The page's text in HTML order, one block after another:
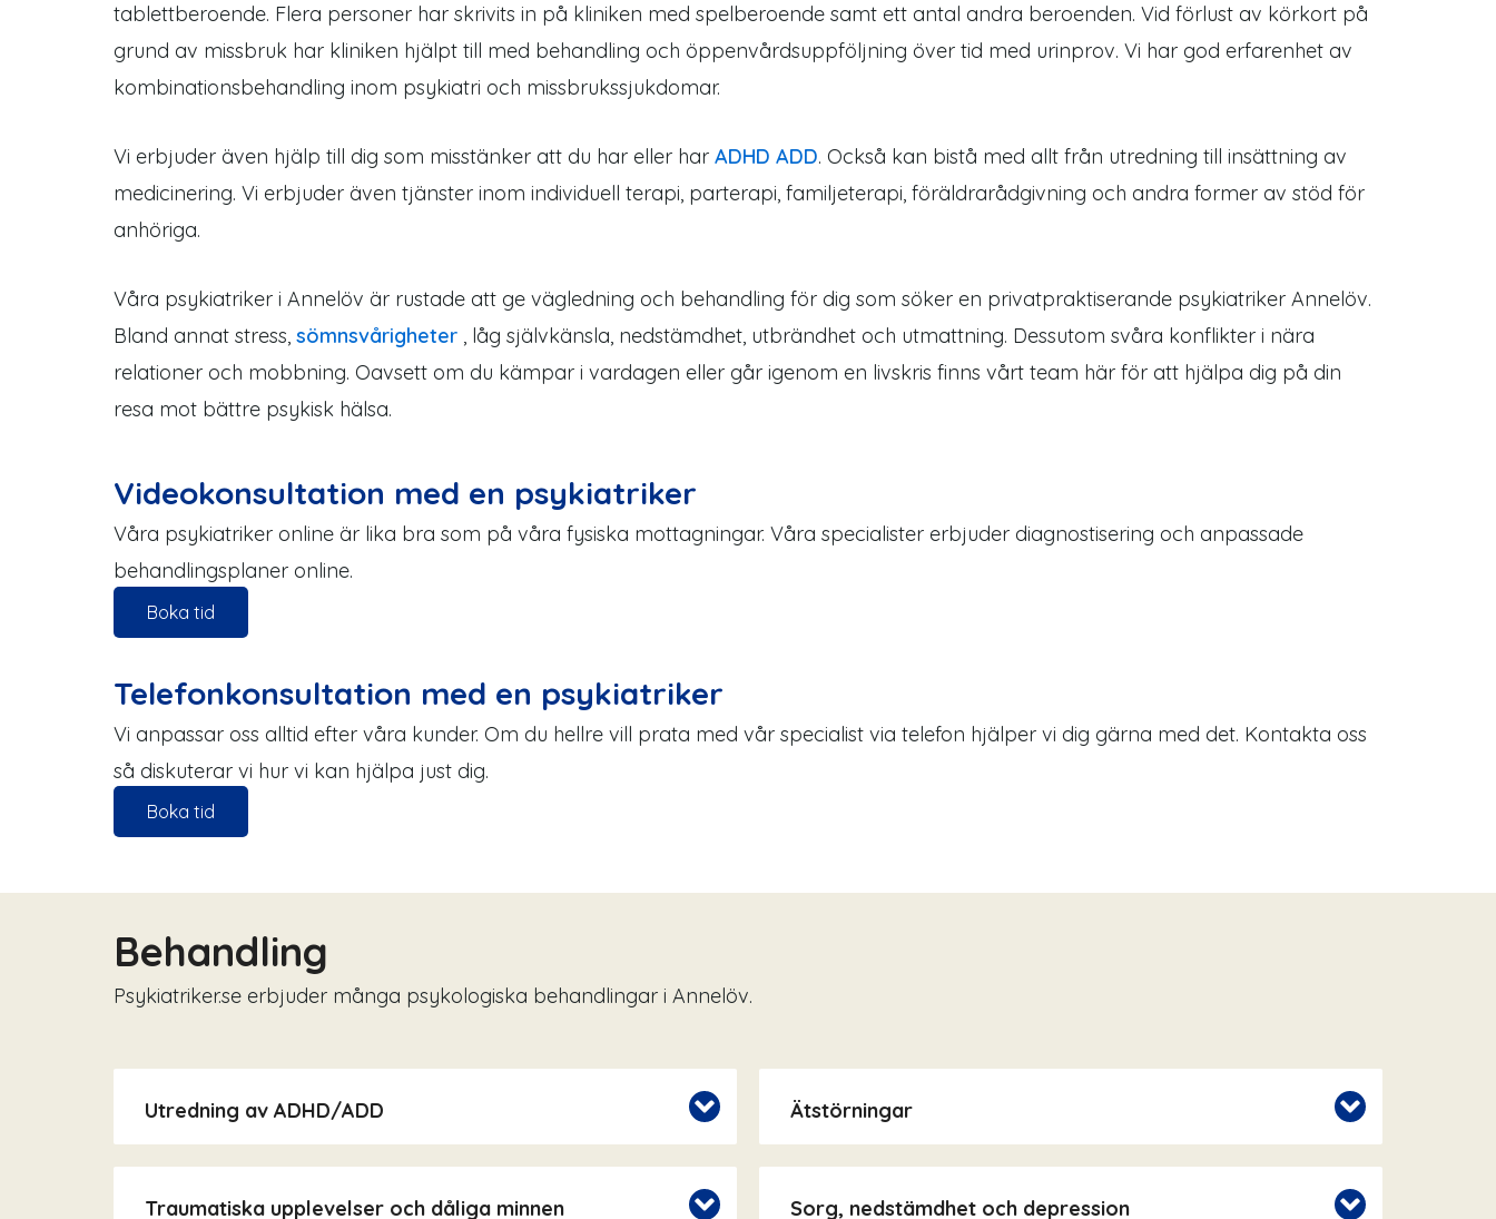
tablettberoende. Flera personer har skrivits in på kliniken med spelberoende samt ett antal andra beroenden. Vid förlust av körkort på
grund av missbruk har kliniken hjälpt till med behandling och öppenvårdsuppföljning över tid med urinprov. Vi har god erfarenhet av
kombinationsbehandling inom psykiatri och missbrukssjukdomar.
Vi erbjuder även hjälp till dig som misstänker att du har eller har ADHD ADD. Också kan bistå med allt från utredning till insättning av
medicinering. Vi erbjuder även tjänster inom individuell terapi, parterapi, familjeterapi, föräldrarådgivning och andra former av stöd för
anhöriga.
Våra psykiatriker i Annelöv är rustade att ge vägledning och behandling för dig som söker en privatpraktiserande psykiatriker Annelöv.
Bland annat stress, sömnsvårigheter , låg självkänsla, nedstämdhet, utbrändhet och utmattning. Dessutom svåra konflikter i nära
relationer och mobbning. Oavsett om du kämpar i vardagen eller går igenom en livskris finns vårt team här för att hjälpa dig på din
resa mot bättre psykisk hälsa.
Videokonsultation med en psykiatriker
Våra psykiatriker online är lika bra som på våra fysiska mottagningar. Våra specialister erbjuder diagnostisering och anpassade
behandlingsplaner online.
Boka tid
Telefonkonsultation med en psykiatriker
Vi anpassar oss alltid efter våra kunder. Om du hellre vill prata med vår specialist via telefon hjälper vi dig gärna med det. Kontakta oss
så diskuterar vi hur vi kan hjälpa just dig.
Boka tid
Behandling
Psykiatriker.se erbjuder många psykologiska behandlingar i Annelöv.
Utredning av ADHD/ADD Ätstörningar
Traumatiska upplevelser och dåliga minnen Sorg, nedstämdhet och depression